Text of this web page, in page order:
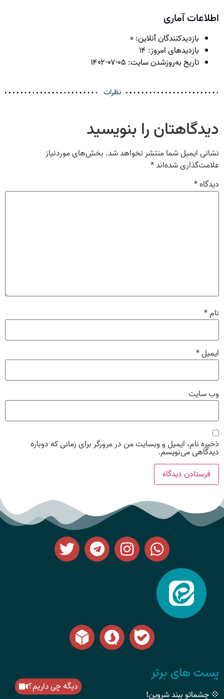
اطلاعات آماری
بازدیدکنندگان آنلاین: ۰
بازدیدهای امروز: ۱۴
تاریخ به‌روزشدن سایت: ۱۴۰۲-۰۷-۰۵
نظرات
دیدگاهتان را بنویسید
نشانی ایمیل شما منتشر نخواهد شد. بخش‌های موردنیاز
علامت‌گذاری شده‌اند*
دیدگاه*
نام*
ایمیل*
وب‌ سایت
ذخیره نام، ایمیل و وبسایت من در مرورگر برای زمانی که دوباره
دیدگاهی می‌نویسم.
پست های برتر
💠 چشماتو ببند شروین!
دیگه چی داریم؟